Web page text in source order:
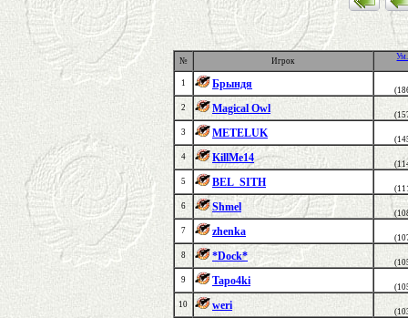
№ Игрок
1 Брындя
2
Magical Owl
3
METELUK
4
KillMe14
5
BEL_SITH
6
Shmel
7
zhenka
8
*Dock*
9
Tapo4ki
10
weri